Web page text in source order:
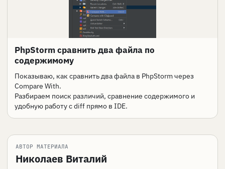
PhpStorm сравнить два файла по
содержимому
Показываю, как сравнить два файла в PhpStorm через
Compare With.
Разбираем поиск различий, сравнение содержимого и
удобную работу с diff прямо в IDE.
АВТОР МАТЕРИАЛА
Николаев Виталий